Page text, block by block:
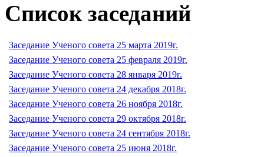
Список заседаний
Заседание Ученого совета 25 марта 2019г.
Заседание Ученого совета 25 февраля 2019г.
Заседание Ученого совета 28 января 2019г.
Заседание Ученого совета 24 декабря 2018г.
Заседание Ученого совета 26 ноября 2018г.
Заседание Ученого совета 29 октября 2018г.
Заседание Ученого совета 24 сентября 2018г.
Заседание Ученого совета 25 июня 2018г.